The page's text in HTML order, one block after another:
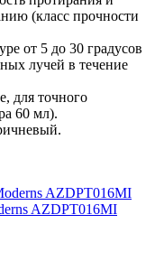
(класс прочности
от 5 до 30 градусов
лучей в течение
для точного
60 мл).
AZDPT016MI